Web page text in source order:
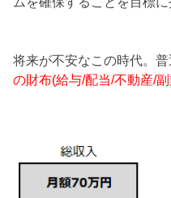
将来が不安なこの時代。
の財布(給与/配当/不動産/